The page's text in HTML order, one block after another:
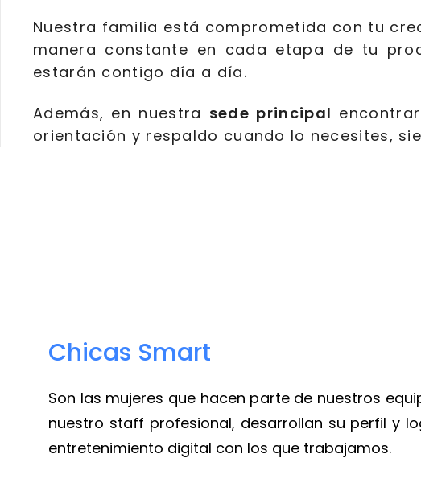
Nuestra familia está comprometida con tu
manera constante en cada etapa de tu
estarán contigo día a día.
Además, en nuestra sede principal
orientación y respaldo cuando lo necesites,
Chicas Smart
Son las mujeres que hacen parte de nuestros
nuestro staff profesional, desarrollan su perfil y
entretenimiento digital con los que trabajamos.